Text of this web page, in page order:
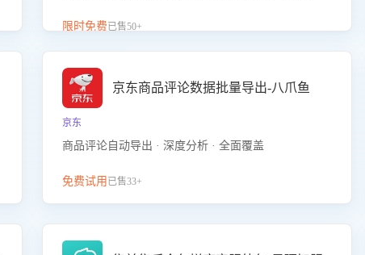
升客服售前转化率。点击 “立即开通”，快速获取影音
限时免费已售50+
京东商品评论数据批量导出-八爪鱼
京东
商品评论自动导出 · 深度分析 · 全面覆盖
免费试用 已售33+